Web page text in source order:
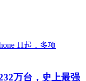
万台，史上最强